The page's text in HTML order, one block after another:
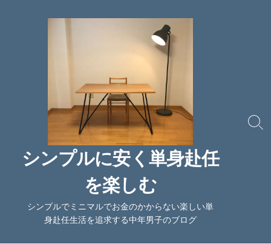
シンプルに安く単身赴任
を楽しむ
シンプルでミニマルでお金のかからない楽しい単
身赴任生活を追求する中年男子のブログ
検